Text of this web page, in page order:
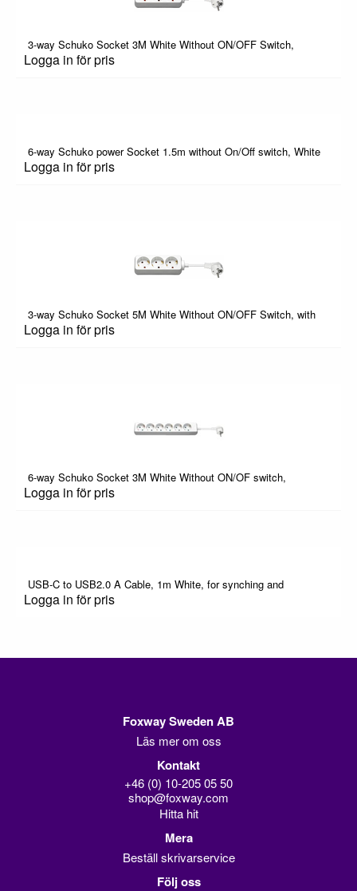
3-way Schuko Socket 3M White Without ON/OFF Switch,
Logga in för pris
6-way Schuko power Socket 1.5m without On/Off switch, White
Logga in för pris
3-way Schuko Socket 5M White Without ON/OFF Switch, with
Logga in för pris
6-way Schuko Socket 3M White Without ON/OF switch,
Logga in för pris
USB-C to USB2.0 A Cable, 1m White, for synching and
Logga in för pris
Foxway Sweden AB
Läs mer om oss
Kontakt
+46 (0) 10-205 05 50
shop@foxway.com
Hitta hit
Mera
Beställ skrivarservice
Följ oss